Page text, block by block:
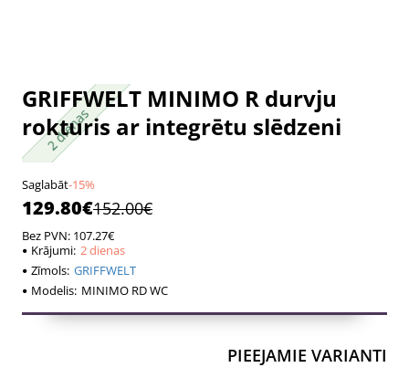
2 dienas
2 dienas
GRIFFWELT MINIMO R durvju
rokturis ar integrētu slēdzeni
Saglabāt-15%
129.80€152.00€
Bez PVN: 107.27€
Krājumi: 2 dienas
Zīmols: GRIFFWELT
Modelis: MINIMO RD WC
PIEEJAMIE VARIANTI